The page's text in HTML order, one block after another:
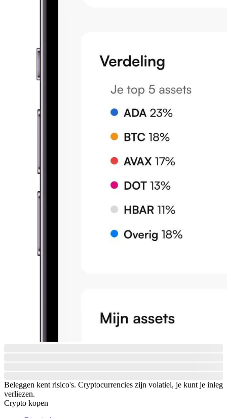
Beleggen kent risico's. Cryptocurrencies zijn volatiel, je kunt je inleg
verliezen.
Crypto kopen